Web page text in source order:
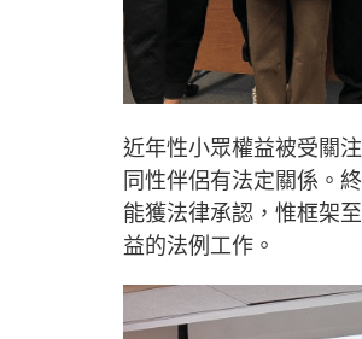
近年性小眾權益被受關
同性伴侶有法定關係。
能獲法律承認，惟框架
益的法例工作。